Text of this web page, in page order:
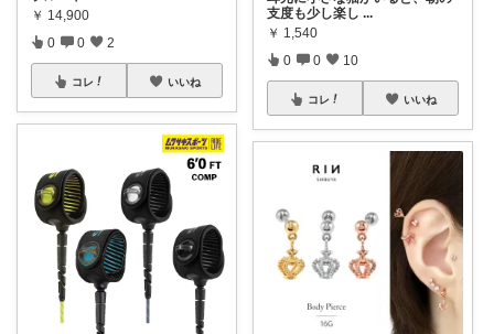
￥ 14,900
0 0 2
コレ いいね
支度も少し楽し ...
￥ 1,540
0 0 10
コレ いいね